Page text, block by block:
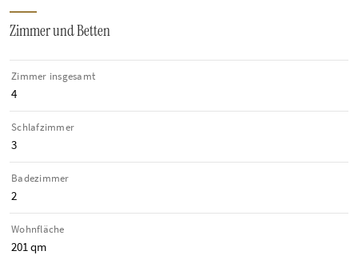
Zimmer und Betten
Zimmer insgesamt
4
Schlafzimmer
3
Badezimmer
2
Wohnfläche
201 qm